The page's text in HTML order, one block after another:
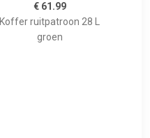
€ 61.99
Koffer ruitpatroon 28 L
groen